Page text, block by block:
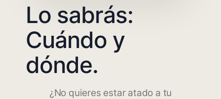
Lo sabrás:
Cuándo y
dónde.
¿No quieres estar atado a tu